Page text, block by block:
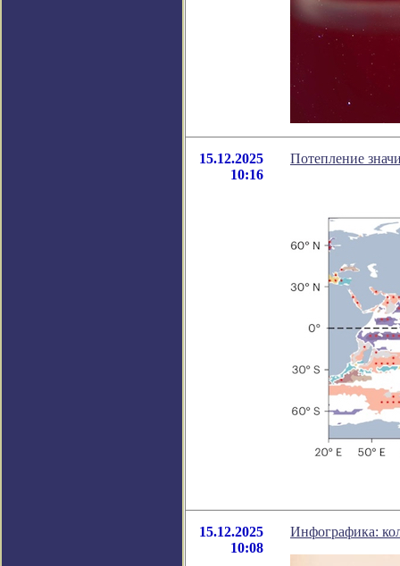
15.12.2025
10:16
Потепление
15.12.2025
10:08
Инфографика: